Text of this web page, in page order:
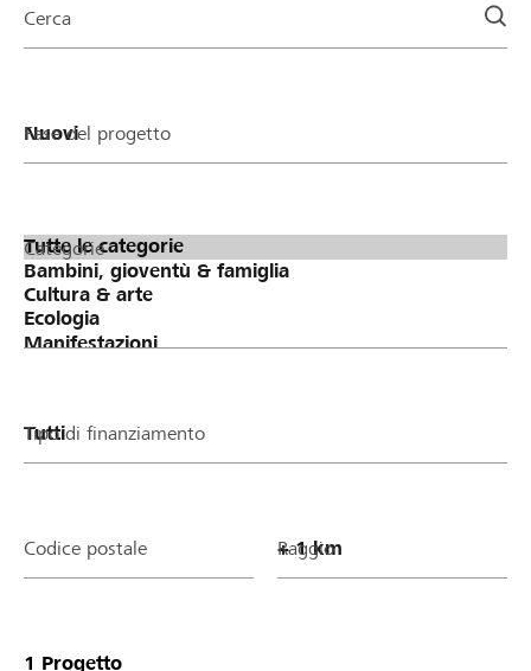
della
Cerca
Fase del progetto
Categorie
Tipo di finanziamento
Codice postale Raggio
1 Progetto